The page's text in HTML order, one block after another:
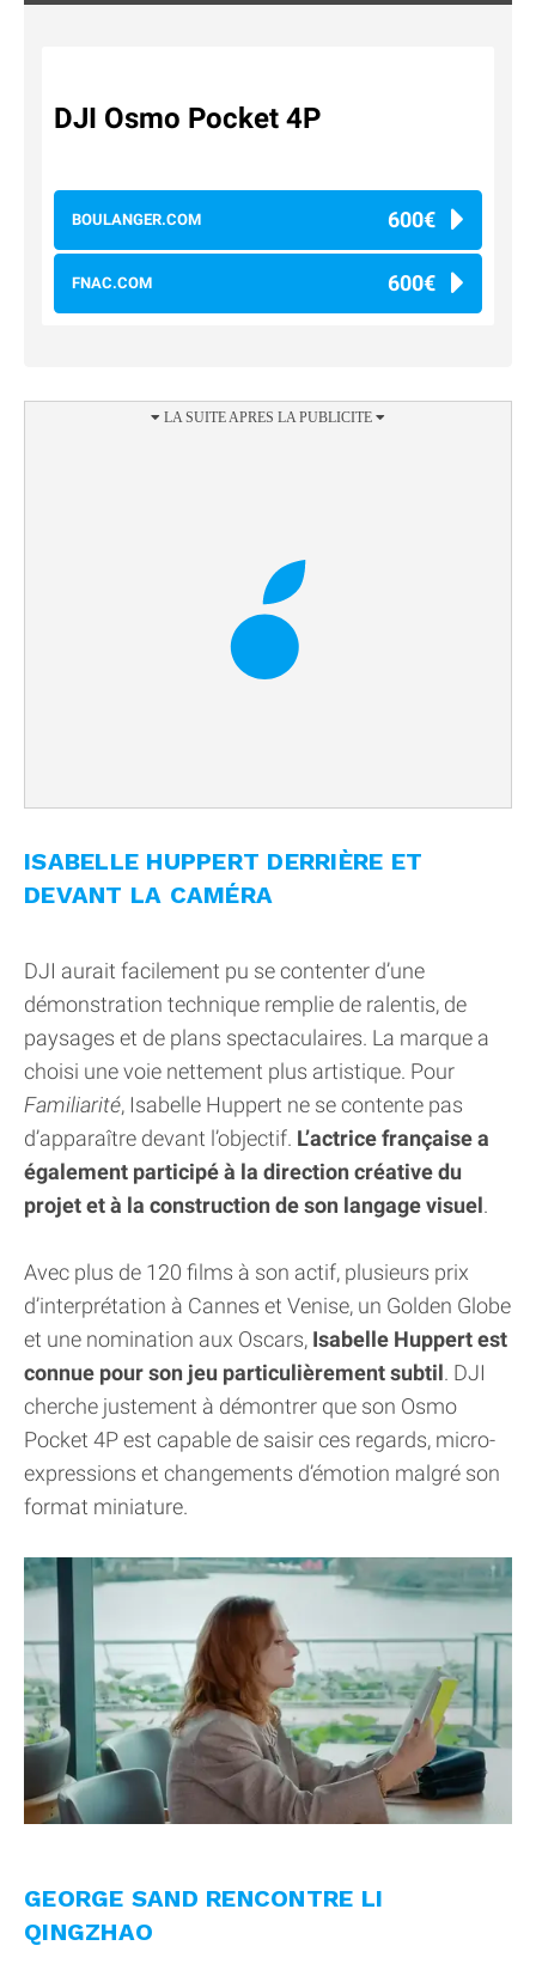
DJI Osmo Pocket 4P
BOULANGER.COM 600€
FNAC.COM 600€
ISABELLE HUPPERT DERRIÈRE ET
DEVANT LA CAMÉRA
DJI aurait facilement pu se contenter d’une
démonstration technique remplie de ralentis, de
paysages et de plans spectaculaires. La marque a
choisi une voie nettement plus artistique. Pour
Familiarité, Isabelle Huppert ne se contente pas
d’apparaître devant l’objectif. L’actrice française a
également participé à la direction créative du
projet et à la construction de son langage visuel.
Avec plus de 120 films à son actif, plusieurs prix
d’interprétation à Cannes et Venise, un Golden Globe
et une nomination aux Oscars, Isabelle Huppert est
connue pour son jeu particulièrement subtil. DJI
cherche justement à démontrer que son Osmo
Pocket 4P est capable de saisir ces regards, micro-
expressions et changements d’émotion malgré son
format miniature.
GEORGE SAND RENCONTRE LI
QINGZHAO